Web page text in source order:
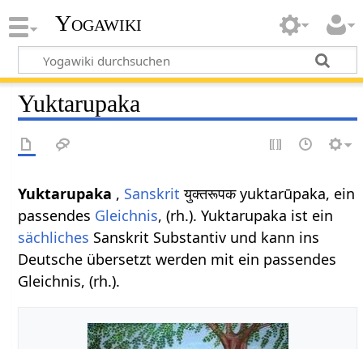
Yogawiki
Yuktarupaka
Yuktarupaka , Sanskrit युक्तरूपक yuktarūpaka, ein
passendes Gleichnis, (rh.). Yuktarupaka ist ein
sächliches Sanskrit Substantiv und kann ins
Deutsche übersetzt werden mit ein passendes
Gleichnis, (rh.).